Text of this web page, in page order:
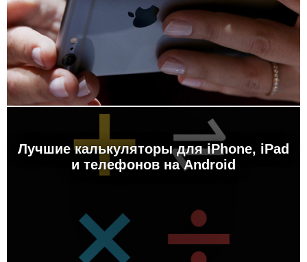
Лучшие калькуляторы для iPhone, iPad
и телефонов на Android